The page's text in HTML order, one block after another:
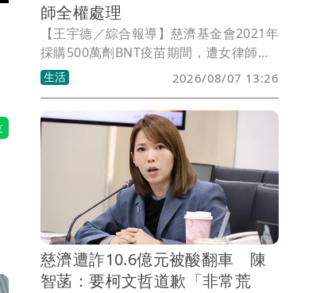
師全權處理
【王宇德／綜合報導】慈濟基金會2021年
採購500萬劑BNT疫苗期間，遭女律師陳
昱瑄等人假借擁有採購管道，涉嫌詐騙
3000萬美元（約新台幣10.6億元）委任報
酬，案件曝光後引發外界質疑，認為慈濟
遭詐騙後未主動報案，甚至有人質疑如何
向捐款人交代。對此，慈濟基金會表示，
相關事宜已委託律師全權處理，並將全力
配合司法調查。
生活 2026/08/07 13:26
慈濟遭詐10.6億元被酸翻車 陳
智菡：要柯文哲道歉「非常荒